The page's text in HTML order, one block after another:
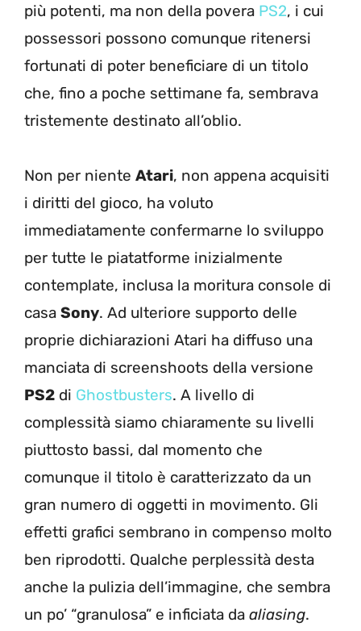
più potenti, ma non della povera PS2, i cui
possessori possono comunque ritenersi
fortunati di poter beneficiare di un titolo
che, fino a poche settimane fa, sembrava
tristemente destinato all’oblio.
Non per niente Atari, non appena acquisiti
i diritti del gioco, ha voluto
immediatamente confermarne lo sviluppo
per tutte le piatatforme inizialmente
contemplate, inclusa la moritura console di
casa Sony. Ad ulteriore supporto delle
proprie dichiarazioni Atari ha diffuso una
manciata di screenshoots della versione
PS2 di Ghostbusters. A livello di
complessità siamo chiaramente su livelli
piuttosto bassi, dal momento che
comunque il titolo è caratterizzato da un
gran numero di oggetti in movimento. Gli
effetti grafici sembrano in compenso molto
ben riprodotti. Qualche perplessità desta
anche la pulizia dell’immagine, che sembra
un po’ “granulosa” e inficiata da aliasing.